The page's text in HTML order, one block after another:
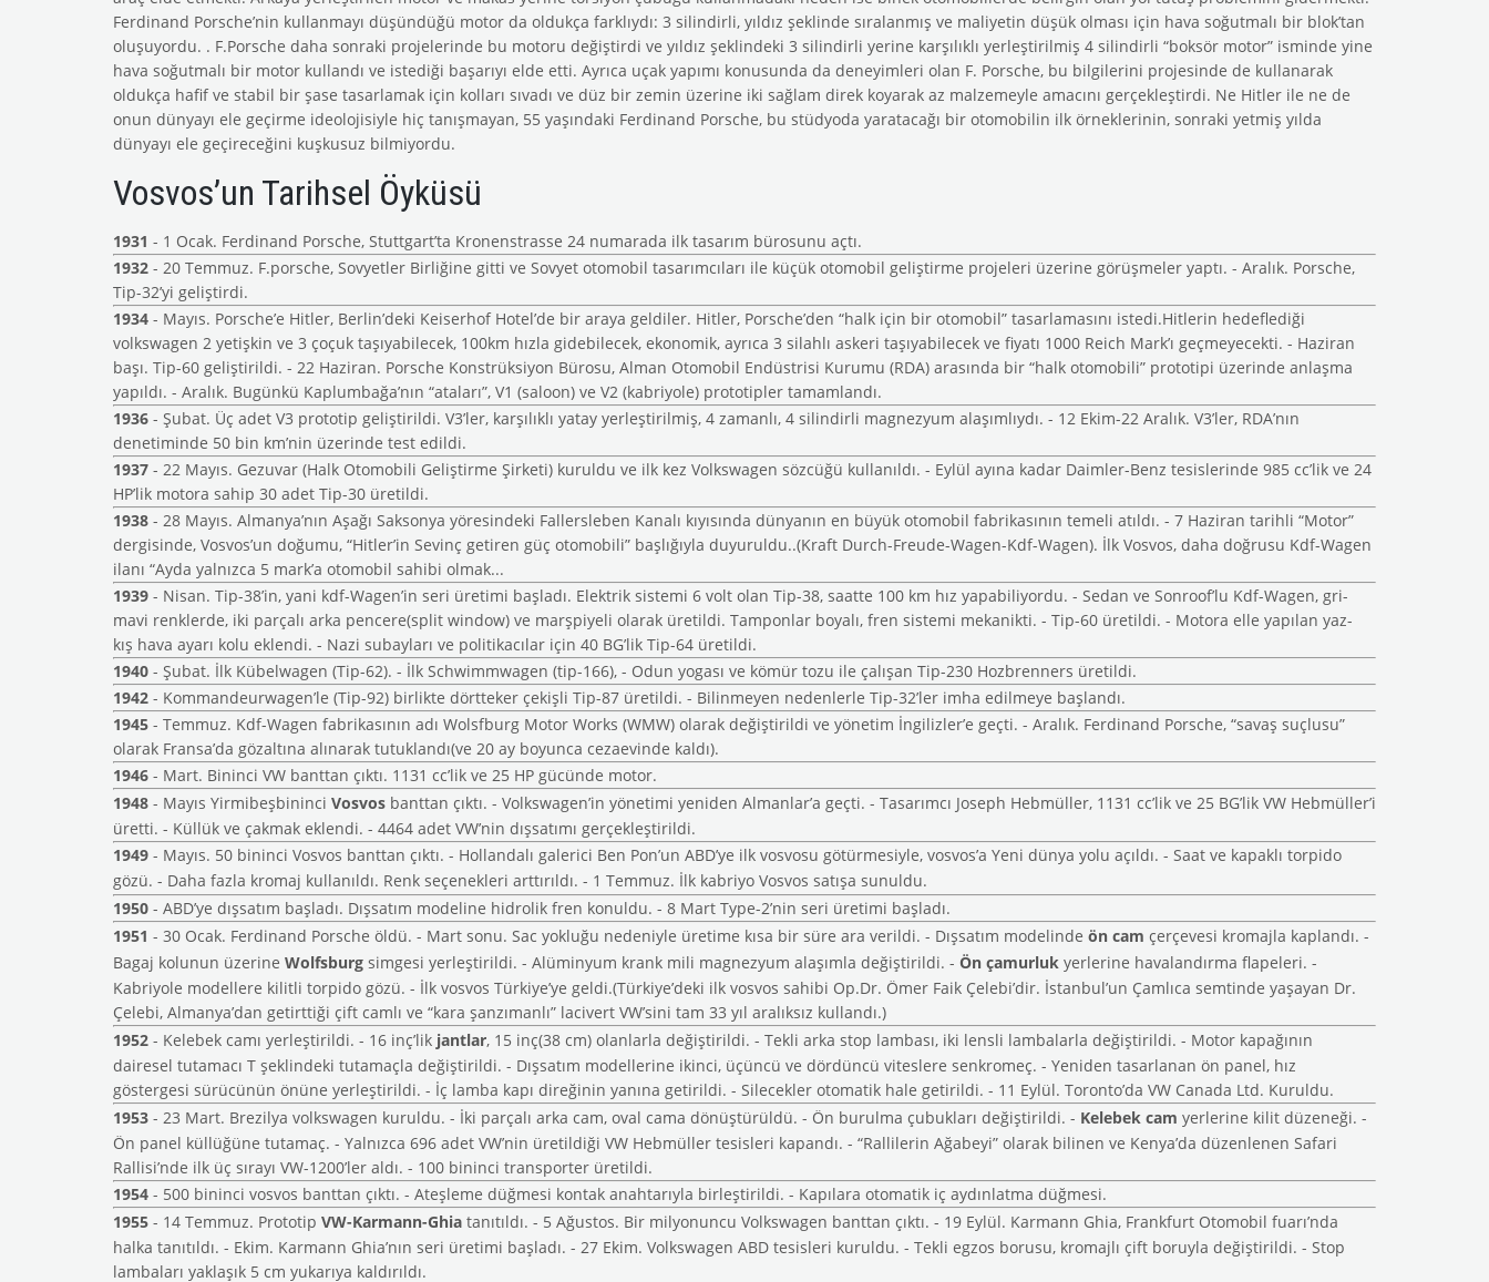
Ferdinand Porsche’nin kullanmayı düşündüğü motor da oldukça farklıydı: 3 silindirli, yıldız şeklinde sıralanmış ve maliyetin düşük olması için hava soğutmalı bir blok’tan
oluşuyordu. . F.Porsche daha sonraki projelerinde bu motoru değiştirdi ve yıldız şeklindeki 3 silindirli yerine karşılıklı yerleştirilmiş 4 silindirli “boksör motor” isminde yine
hava soğutmalı bir motor kullandı ve istediği başarıyı elde etti. Ayrıca uçak yapımı konusunda da deneyimleri olan F. Porsche, bu bilgilerini projesinde de kullanarak
oldukça hafif ve stabil bir şase tasarlamak için kolları sıvadı ve düz bir zemin üzerine iki sağlam direk koyarak az malzemeyle amacını gerçekleştirdi. Ne Hitler ile ne de
onun dünyayı ele geçirme ideolojisiyle hiç tanışmayan, 55 yaşındaki Ferdinand Porsche, bu stüdyoda yaratacağı bir otomobilin ilk örneklerinin, sonraki yetmiş yılda
dünyayı ele geçireceğini kuşkusuz bilmiyordu.
Vosvos’un Tarihsel Öyküsü
1931 - 1 Ocak. Ferdinand Porsche, Stuttgart’ta Kronenstrasse 24 numarada ilk tasarım bürosunu açtı.
1932 - 20 Temmuz. F.porsche, Sovyetler Birliğine gitti ve Sovyet otomobil tasarımcıları ile küçük otomobil geliştirme projeleri üzerine görüşmeler yaptı. - Aralık. Porsche,
Tip-32’yi geliştirdi.
1934 - Mayıs. Porsche’e Hitler, Berlin’deki Keiserhof Hotel’de bir araya geldiler. Hitler, Porsche’den “halk için bir otomobil” tasarlamasını istedi.Hitlerin hedeflediği
volkswagen 2 yetişkin ve 3 çoçuk taşıyabilecek, 100km hızla gidebilecek, ekonomik, ayrıca 3 silahlı askeri taşıyabilecek ve fiyatı 1000 Reich Mark’ı geçmeyecekti. - Haziran
başı. Tip-60 geliştirildi. - 22 Haziran. Porsche Konstrüksiyon Bürosu, Alman Otomobil Endüstrisi Kurumu (RDA) arasında bir “halk otomobili” prototipi üzerinde anlaşma
yapıldı. - Aralık. Bugünkü Kaplumbağa’nın “ataları”, V1 (saloon) ve V2 (kabriyole) prototipler tamamlandı.
1936 - Şubat. Üç adet V3 prototip geliştirildi. V3’ler, karşılıklı yatay yerleştirilmiş, 4 zamanlı, 4 silindirli magnezyum alaşımlıydı. - 12 Ekim-22 Aralık. V3’ler, RDA’nın
denetiminde 50 bin km’nin üzerinde test edildi.
1937 - 22 Mayıs. Gezuvar (Halk Otomobili Geliştirme Şirketi) kuruldu ve ilk kez Volkswagen sözcüğü kullanıldı. - Eylül ayına kadar Daimler-Benz tesislerinde 985 cc’lik ve 24
HP’lik motora sahip 30 adet Tip-30 üretildi.
1938 - 28 Mayıs. Almanya’nın Aşağı Saksonya yöresindeki Fallersleben Kanalı kıyısında dünyanın en büyük otomobil fabrikasının temeli atıldı. - 7 Haziran tarihli “Motor”
dergisinde, Vosvos’un doğumu, “Hitler’in Sevinç getiren güç otomobili” başlığıyla duyuruldu..(Kraft Durch-Freude-Wagen-Kdf-Wagen). İlk Vosvos, daha doğrusu Kdf-Wagen
ilanı “Ayda yalnızca 5 mark’a otomobil sahibi olmak...
1939 - Nisan. Tip-38’in, yani kdf-Wagen’in seri üretimi başladı. Elektrik sistemi 6 volt olan Tip-38, saatte 100 km hız yapabiliyordu. - Sedan ve Sonroof’lu Kdf-Wagen, gri-
mavi renklerde, iki parçalı arka pencere(split window) ve marşpiyeli olarak üretildi. Tamponlar boyalı, fren sistemi mekanikti. - Tip-60 üretildi. - Motora elle yapılan yaz-
kış hava ayarı kolu eklendi. - Nazi subayları ve politikacılar için 40 BG’lik Tip-64 üretildi.
1940 - Şubat. İlk Kübelwagen (Tip-62). - İlk Schwimmwagen (tip-166), - Odun yogası ve kömür tozu ile çalışan Tip-230 Hozbrenners üretildi.
1942 - Kommandeurwagen’le (Tip-92) birlikte dörtteker çekişli Tip-87 üretildi. - Bilinmeyen nedenlerle Tip-32’ler imha edilmeye başlandı.
1945 - Temmuz. Kdf-Wagen fabrikasının adı Wolsfburg Motor Works (WMW) olarak değiştirildi ve yönetim İngilizler’e geçti. - Aralık. Ferdinand Porsche, “savaş suçlusu”
olarak Fransa’da gözaltına alınarak tutuklandı(ve 20 ay boyunca cezaevinde kaldı).
1946 - Mart. Bininci VW banttan çıktı. 1131 cc’lik ve 25 HP gücünde motor.
1948 - Mayıs Yirmibeşbininci Vosvos banttan çıktı. - Volkswagen’in yönetimi yeniden Almanlar’a geçti. - Tasarımcı Joseph Hebmüller, 1131 cc’lik ve 25 BG’lik VW Hebmüller’i
üretti. - Küllük ve çakmak eklendi. - 4464 adet VW’nin dışsatımı gerçekleştirildi.
1949 - Mayıs. 50 bininci Vosvos banttan çıktı. - Hollandalı galerici Ben Pon’un ABD’ye ilk vosvosu götürmesiyle, vosvos’a Yeni dünya yolu açıldı. - Saat ve kapaklı torpido
gözü. - Daha fazla kromaj kullanıldı. Renk seçenekleri arttırıldı. - 1 Temmuz. İlk kabriyo Vosvos satışa sunuldu.
1950 - ABD’ye dışsatım başladı. Dışsatım modeline hidrolik fren konuldu. - 8 Mart Type-2’nin seri üretimi başladı.
1951 - 30 Ocak. Ferdinand Porsche öldü. - Mart sonu. Sac yokluğu nedeniyle üretime kısa bir süre ara verildi. - Dışsatım modelinde ön cam çerçevesi kromajla kaplandı. -
Bagaj kolunun üzerine Wolfsburg simgesi yerleştirildi. - Alüminyum krank mili magnezyum alaşımla değiştirildi. - Ön çamurluk yerlerine havalandırma flapeleri. -
Kabriyole modellere kilitli torpido gözü. - İlk vosvos Türkiye’ye geldi.(Türkiye’deki ilk vosvos sahibi Op.Dr. Ömer Faik Çelebi’dir. İstanbul’un Çamlıca semtinde yaşayan Dr.
Çelebi, Almanya’dan getirttiği çift camlı ve “kara şanzımanlı” lacivert VW’sini tam 33 yıl aralıksız kullandı.)
1952 - Kelebek camı yerleştirildi. - 16 inç’lik jantlar, 15 inç(38 cm) olanlarla değiştirildi. - Tekli arka stop lambası, iki lensli lambalarla değiştirildi. - Motor kapağının
dairesel tutamacı T şeklindeki tutamaçla değiştirildi. - Dışsatım modellerine ikinci, üçüncü ve dördüncü viteslere senkromeç. - Yeniden tasarlanan ön panel, hız
göstergesi sürücünün önüne yerleştirildi. - İç lamba kapı direğinin yanına getirildi. - Silecekler otomatik hale getirildi. - 11 Eylül. Toronto’da VW Canada Ltd. Kuruldu.
1953 - 23 Mart. Brezilya volkswagen kuruldu. - İki parçalı arka cam, oval cama dönüştürüldü. - Ön burulma çubukları değiştirildi. - Kelebek cam yerlerine kilit düzeneği. -
Ön panel küllüğüne tutamaç. - Yalnızca 696 adet VW’nin üretildiği VW Hebmüller tesisleri kapandı. - “Rallilerin Ağabeyi” olarak bilinen ve Kenya’da düzenlenen Safari
Rallisi’nde ilk üç sırayı VW-1200’ler aldı. - 100 bininci transporter üretildi.
1954 - 500 bininci vosvos banttan çıktı. - Ateşleme düğmesi kontak anahtarıyla birleştirildi. - Kapılara otomatik iç aydınlatma düğmesi.
1955 - 14 Temmuz. Prototip VW-Karmann-Ghia tanıtıldı. - 5 Ağustos. Bir milyonuncu Volkswagen banttan çıktı. - 19 Eylül. Karmann Ghia, Frankfurt Otomobil fuarı’nda
halka tanıtıldı. - Ekim. Karmann Ghia’nın seri üretimi başladı. - 27 Ekim. Volkswagen ABD tesisleri kuruldu. - Tekli egzos borusu, kromajlı çift boruyla değiştirildi. - Stop
lambaları yaklaşık 5 cm yukarıya kaldırıldı.